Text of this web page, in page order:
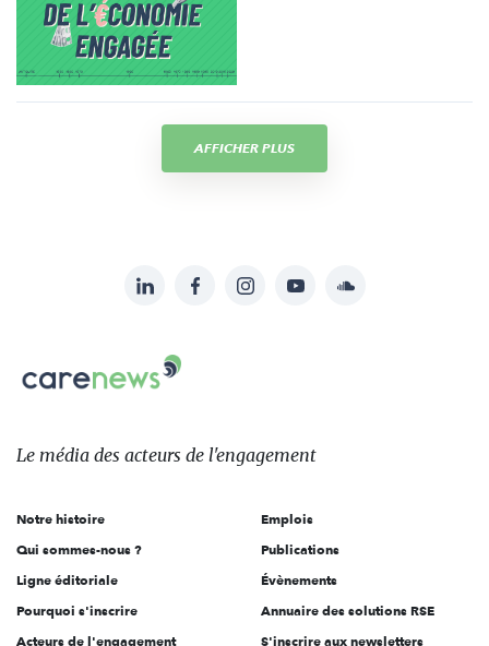
AFFICHER PLUS
sur:
LinkedInFacebookInstagramYouTubeSoundcloud
Carenews,
Le
des
l'engagement
Le média des acteurs de l'engagement
Notre histoire
Qui sommes-nous ?
Ligne éditoriale
Pourquoi s'inscrire
Acteurs de l'engagement
Emplois
Publications
Évènements
Annuaire des solutions RSE
S'inscrire aux newsletters